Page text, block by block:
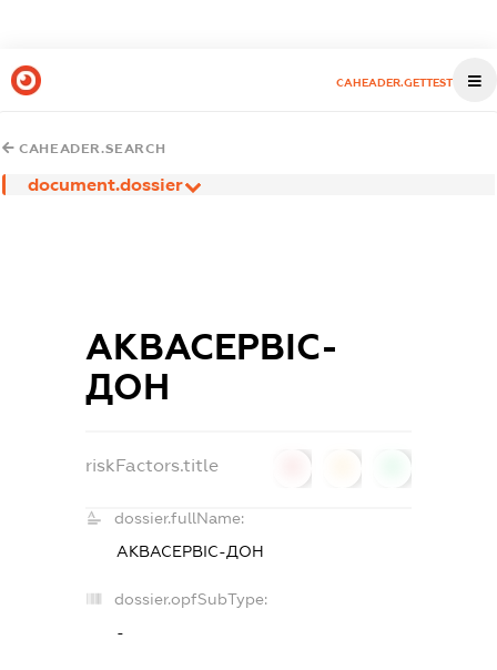
CAHEADER.GETTEST
CAHEADER.SEARCH
document.dossier
АКВАСЕРВІС-
ДОН
riskFactors.title
dossier.fullName:
АКВАСЕРВІС-ДОН
dossier.opfSubType:
-